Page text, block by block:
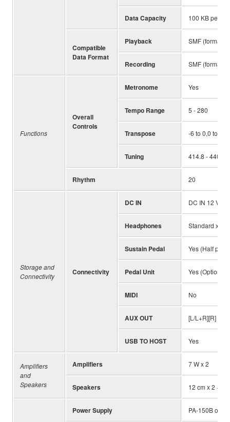
Data Capacity 100 KB per
Compatible
Data Format
Playback SMF (format
Recording SMF (format 0)
Functions
Overall
Controls
Metronome Yes
Tempo Range 5 - 280
Transpose -6 to 0,0 to +6
Tuning 414.8 - 440.0
Rhythm 20
Storage and
Connectivity
Connectivity
DC IN DC IN 12 V
Headphones Standard x 2
Sustain Pedal Yes (Half
Pedal Unit Yes (Optional)
MIDI No
AUX OUT [L/L+R][R]
USB TO HOST Yes
Amplifiers
and
Speakers
Amplifiers 7 W x 2
Speakers 12 cm x 2 + 4
Power Supply PA-150B or